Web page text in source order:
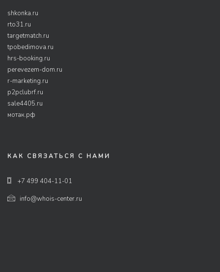
shkonka.ru
rto31.ru
targetmatch.ru
tpobedimova.ru
hrs-booking.ru
perevezem-dom.ru
r-marketing.ru
p2pclubrf.ru
sale4405.ru
мотак.рф
КАК СВЯЗАТЬСЯ С НАМИ
+7 499 404-11-01
info@whois-center.ru